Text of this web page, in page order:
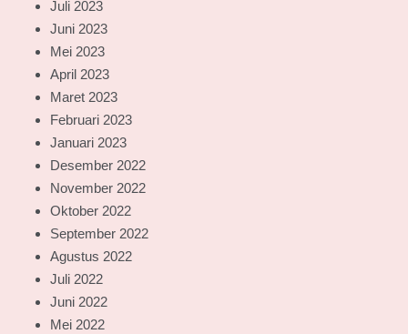
Juli 2023
Juni 2023
Mei 2023
April 2023
Maret 2023
Februari 2023
Januari 2023
Desember 2022
November 2022
Oktober 2022
September 2022
Agustus 2022
Juli 2022
Juni 2022
Mei 2022